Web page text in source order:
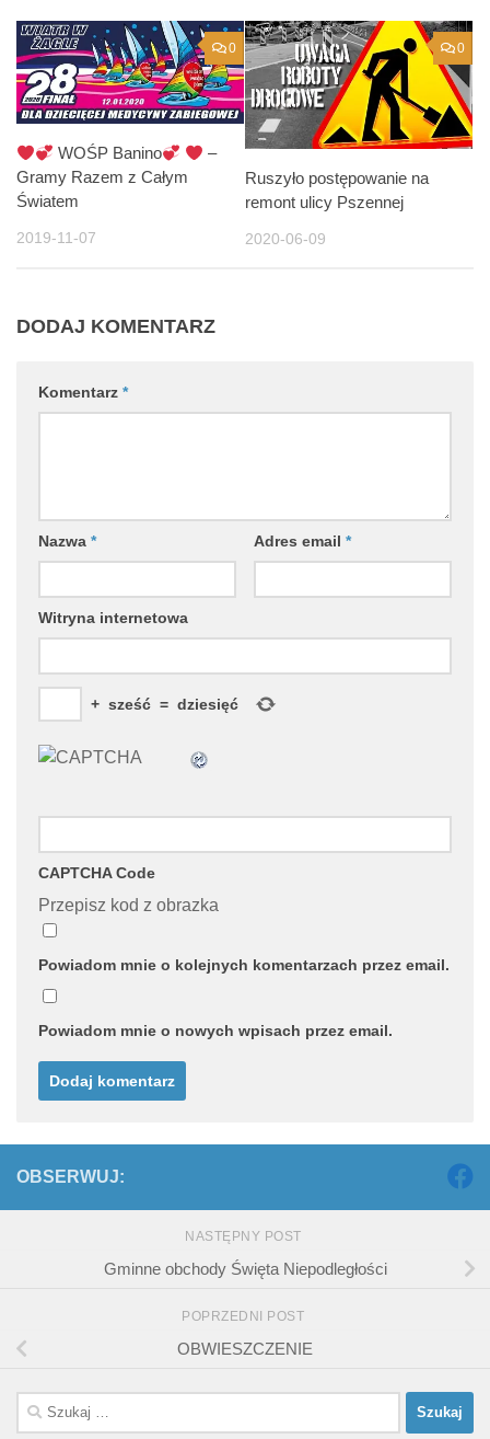
0
WOŚP Banino
–
Gramy Razem z Całym
Światem
2019-11-07
0
Ruszyło postępowanie na
remont ulicy Pszennej
2020-06-09
DODAJ KOMENTARZ
Komentarz *
Nazwa * Adres email *
Witryna internetowa
+ sześć = dziesięć
CAPTCHA Code
Przepisz kod z obrazka
Powiadom mnie o kolejnych komentarzach przez email.
Powiadom mnie o nowych wpisach przez email.
OBSERWUJ:
NASTĘPNY POST
Gminne obchody Święta Niepodległości
POPRZEDNI POST
OBWIESZCZENIE
Szukaj: